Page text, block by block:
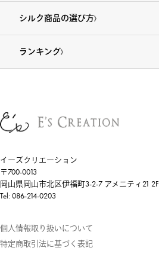
シルク商品の選び方
ランキング
イーズクリエーション
〒700-0013
岡山県岡山市北区伊福町3-2-7 アメニティ21 2F
Tel: 086-214-0203
個人情報取り扱いについて
特定商取引法に基づく表記